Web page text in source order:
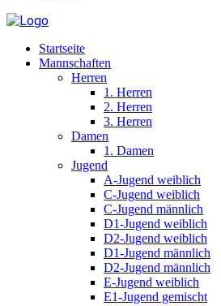
Startseite
Mannschaften
Herren
1. Herren
2. Herren
3. Herren
Damen
1. Damen
Jugend
A-Jugend weiblich
C-Jugend weiblich
C-Jugend männlich
D1-Jugend weiblich
D2-Jugend weiblich
D1-Jugend männlich
D2-Jugend männlich
E-Jugend weiblich
E1-Jugend gemischt